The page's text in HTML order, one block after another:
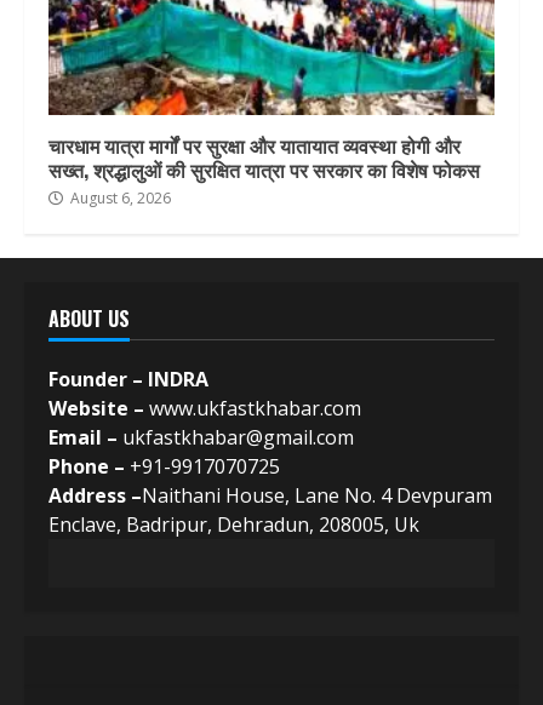
चारधाम यात्रा मार्गों पर सुरक्षा और यातायात व्यवस्था होगी और
सख्त, श्रद्धालुओं की सुरक्षित यात्रा पर सरकार का विशेष फोकस
August 6, 2026
ABOUT US
Founder – INDRA
Website – www.ukfastkhabar.com
Email – ukfastkhabar@gmail.com
Phone – +91-9917070725
Address –Naithani House, Lane No. 4 Devpuram
Enclave, Badripur, Dehradun, 208005, Uk